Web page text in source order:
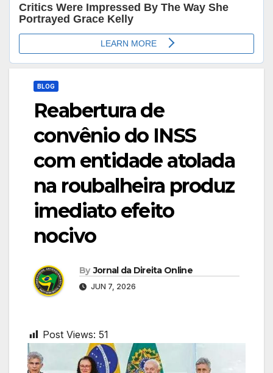
BLOG
Reabertura de
convênio do INSS
com entidade atolada
na roubalheira produz
imediato efeito
nocivo
By Jornal da Direita Online
JUN 7, 2026
Post Views: 51